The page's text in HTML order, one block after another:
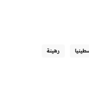
رهينة